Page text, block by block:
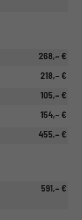
268,– €
218,– €
105,– €
154,– €
455,– €
591,– €